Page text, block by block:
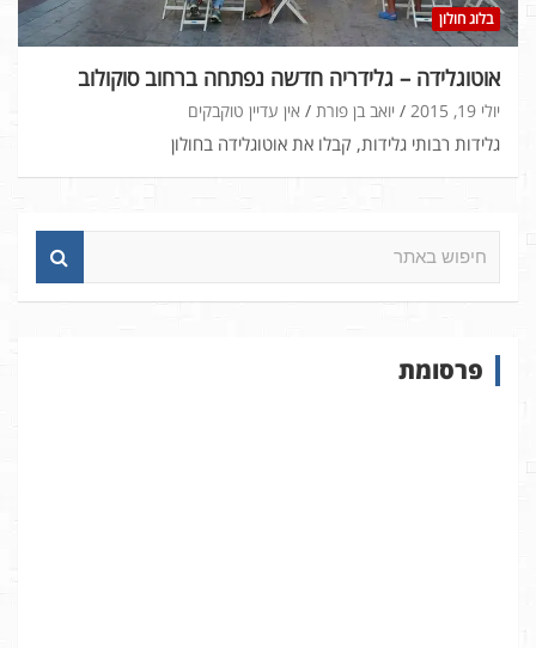
בלוג חולון
אוטוגלידה – גלידריה חדשה נפתחה ברחוב סוקולוב
יולי 19, 2015 יואב בן פורת אין עדיין טוקבקים
גלידות רבותי גלידות, קבלו את אוטוגלידה בחולון
א
פרסומת